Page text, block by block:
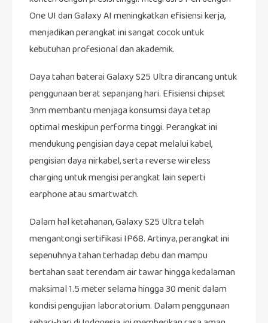
One UI dan Galaxy AI meningkatkan efisiensi kerja,
menjadikan perangkat ini sangat cocok untuk
kebutuhan profesional dan akademik.
Daya tahan baterai Galaxy S25 Ultra dirancang untuk
penggunaan berat sepanjang hari. Efisiensi chipset
3nm membantu menjaga konsumsi daya tetap
optimal meskipun performa tinggi. Perangkat ini
mendukung pengisian daya cepat melalui kabel,
pengisian daya nirkabel, serta reverse wireless
charging untuk mengisi perangkat lain seperti
earphone atau smartwatch.
Dalam hal ketahanan, Galaxy S25 Ultra telah
mengantongi sertifikasi IP68. Artinya, perangkat ini
sepenuhnya tahan terhadap debu dan mampu
bertahan saat terendam air tawar hingga kedalaman
maksimal 1.5 meter selama hingga 30 menit dalam
kondisi pengujian laboratorium. Dalam penggunaan